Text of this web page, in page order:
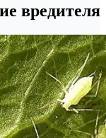
вредителя